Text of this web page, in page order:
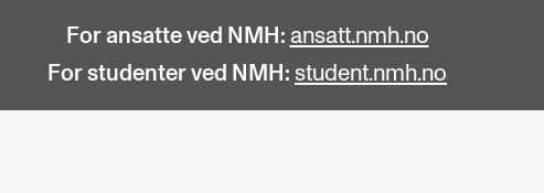
For ansatte ved NMH: ansatt.nmh.no
For studenter ved NMH: student.nmh.no